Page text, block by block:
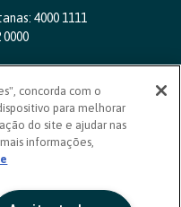
4000 1111
0000
das 8h às 20h)
concorda com o
para melhorar
do site e ajudar nas
informações,